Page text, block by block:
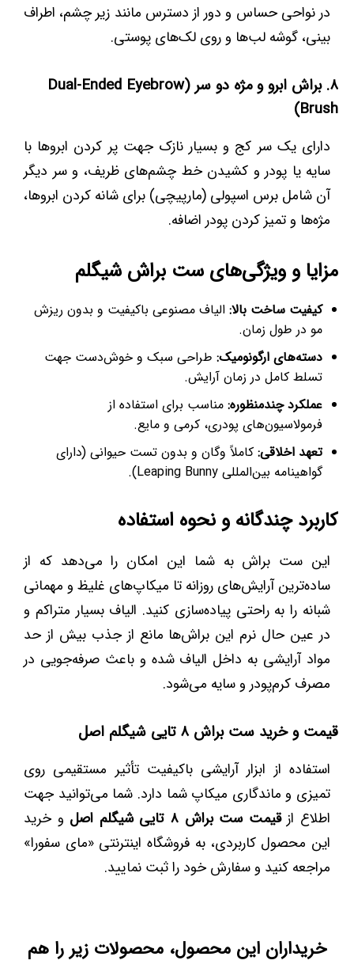
در نواحی حساس و دور از دسترس مانند زیر چشم، اطراف
بینی، گوشه لب‌ها و روی لک‌های پوستی.
۸. براش ابرو و مژه دو سر (Dual-Ended Eyebrow
Brush)
دارای یک سر کج و بسیار نازک جهت پر کردن ابروها با
سایه یا پودر و کشیدن خط چشم‌های ظریف، و سر دیگر
آن شامل برس اسپولی (مارپیچی) برای شانه کردن ابروها،
مژه‌ها و تمیز کردن پودر اضافه.
مزایا و ویژگی‌های ست براش شیگلم
کیفیت ساخت بالا: الیاف مصنوعی باکیفیت و بدون ریزش
مو در طول زمان.
دسته‌های ارگونومیک: طراحی سبک و خوش‌دست جهت
تسلط کامل در زمان آرایش.
عملکرد چندمنظوره: مناسب برای استفاده از
فرمولاسیون‌های پودری، کرمی و مایع.
تعهد اخلاقی: کاملاً وگان و بدون تست حیوانی (دارای
گواهینامه بین‌المللی Leaping Bunny).
کاربرد چندگانه و نحوه استفاده
این ست براش به شما این امکان را می‌دهد که از
ساده‌ترین آرایش‌های روزانه تا میکاپ‌های غلیظ و مهمانی
شبانه را به راحتی پیاده‌سازی کنید. الیاف بسیار متراکم و
در عین حال نرم این براش‌ها مانع از جذب بیش از حد
مواد آرایشی به داخل الیاف شده و باعث صرفه‌جویی در
مصرف کرم‌پودر و سایه می‌شود.
قیمت و خرید ست براش ۸ تایی شیگلم اصل
استفاده از ابزار آرایشی باکیفیت تأثیر مستقیمی روی
تمیزی و ماندگاری میکاپ شما دارد. شما می‌توانید جهت
اطلاع ازقیمت ست براش ۸ تایی شیگلم اصل
و خرید
این محصول کاربردی، به فروشگاه اینترنتی «مای سفورا»
مراجعه کنید و سفارش خود را ثبت نمایید.
خریداران این محصول، محصولات زیر را هم